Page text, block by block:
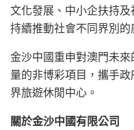
文化發展、中小企扶持
持續推動社會不同界別的
金沙中國重申對澳門未
量的非博彩項目，攜手
界旅遊休閒中心。
關於金沙中國有限公司